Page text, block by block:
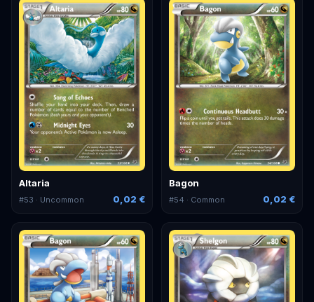
Altaria
#53 · Uncommon 0,02 €
Bagon
#54 · Common 0,02 €